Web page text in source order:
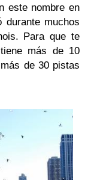
este nombre en
durante muchos
Para que te
más de 10
de 30 pistas